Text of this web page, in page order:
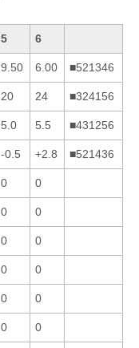
5 6
9.50 6.00 ■521346
20 24 ■324156
5.0 5.5 ■431256
-0.5 +2.8 ■521436
0 0
0 0
0 0
0 0
0 0
0 0